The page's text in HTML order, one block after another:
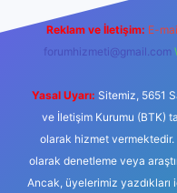
Reklam ve İletişim: E-
forumhizmeti@gmail.com
Yasal Uyarı: Sitemiz, 5651
ve İletişim Kurumu (BTK)
olarak hizmet
olarak denetleme veya
Ancak, üyelerimiz